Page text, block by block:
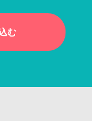
む